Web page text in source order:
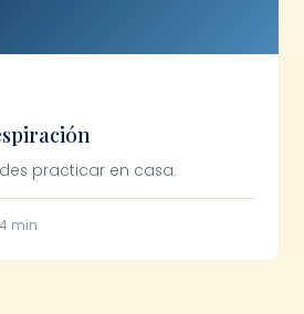
practicar en casa.
min